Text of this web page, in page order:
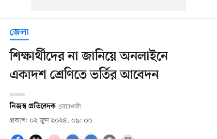
জেলা
শিক্ষার্থীদের না জানিয়ে অনলাইনে
একাদশ শ্রেণিতে ভর্তির আবেদন
নিজস্ব প্রতিবেদক নোয়াখালী
প্রকাশ: ০২ জুন ২০২৪, ০৯: ০০